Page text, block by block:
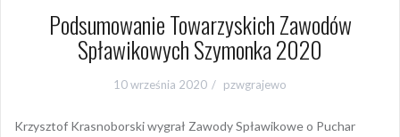
Podsumowanie Towarzyskich Zawodów
Spławikowych Szymonka 2020
10 września 2020 pzwgrajewo
Krzysztof Krasnoborski wygrał Zawody Spławikowe o Puchar